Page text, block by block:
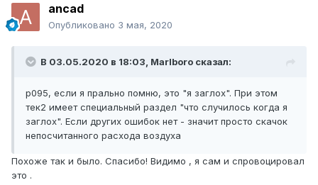
ancad
Опубликовано 3 мая, 2020
В 03.05.2020 в 18:03, Marlboro сказал:
p095, если я прально помню, это "я заглох". При этом
тек2 имеет специальный раздел "что случилось когда я
заглох". Если других ошибок нет - значит просто скачок
непосчитанного расхода воздуха
Похоже так и было. Спасибо! Видимо , я сам и спровоцировал
это .